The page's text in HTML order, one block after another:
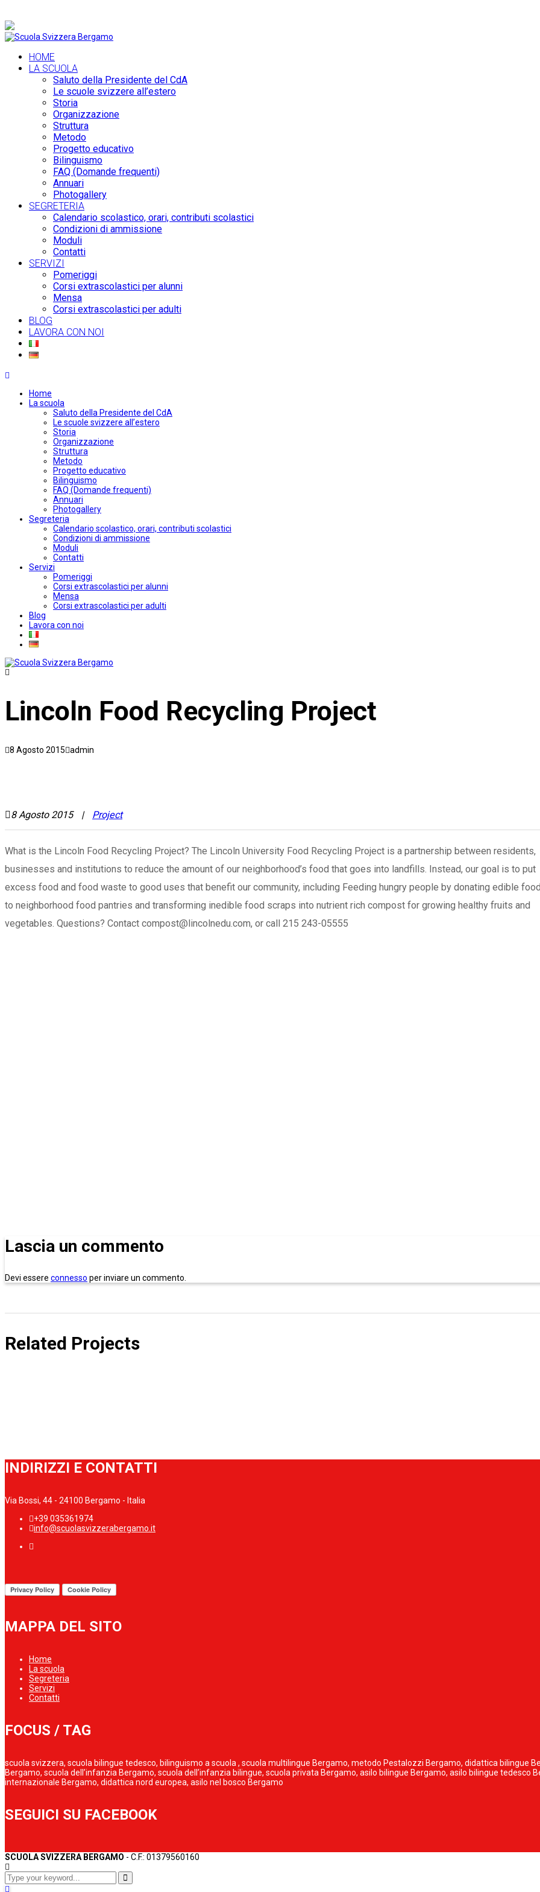
HOME
LA SCUOLA
Saluto della Presidente del CdA
Le scuole svizzere all’estero
Storia
Organizzazione
Struttura
Metodo
Progetto educativo
Bilinguismo
FAQ (Domande frequenti)
Annuari
Photogallery
SEGRETERIA
Calendario scolastico, orari, contributi scolastici
Condizioni di ammissione
Moduli
Contatti
SERVIZI
Pomeriggi
Corsi extrascolastici per alunni
Mensa
Corsi extrascolastici per adulti
BLOG
LAVORA CON NOI
Home
La scuola
Saluto della Presidente del CdA
Le scuole svizzere all’estero
Storia
Organizzazione
Struttura
Metodo
Progetto educativo
Bilinguismo
FAQ (Domande frequenti)
Annuari
Photogallery
Segreteria
Calendario scolastico, orari, contributi scolastici
Condizioni di ammissione
Moduli
Contatti
Servizi
Pomeriggi
Corsi extrascolastici per alunni
Mensa
Corsi extrascolastici per adulti
Blog
Lavora con noi
Lincoln Food Recycling Project
8 Agosto 2015 admin
8 Agosto 2015 Project
What is the Lincoln Food Recycling Project? The Lincoln University Food Recycling Project is a partnership between residents,
businesses and institutions to reduce the amount of our neighborhood’s food that goes into landfills. Instead, our goal is to put
excess food and food waste to good uses that benefit our community, including Feeding hungry people by donating edible food
to neighborhood food pantries and transforming inedible food scraps into nutrient rich compost for growing healthy fruits and
vegetables. Questions? Contact compost@lincolnedu.com, or call 215 243-05555
Lascia un commento
Devi essere connesso per inviare un commento.
Related Projects
INDIRIZZI E CONTATTI
Via Bossi, 44 - 24100 Bergamo - Italia
+39 035361974
info@scuolasvizzerabergamo.it
MAPPA DEL SITO
Home
La scuola
Segreteria
Servizi
Contatti
FOCUS / TAG
scuola svizzera, scuola bilingue tedesco, bilinguismo a scuola , scuola multilingue Bergamo, metodo Pestalozzi Bergamo, didattica bilingue
Bergamo, scuola dell’infanzia Bergamo, scuola dell’infanzia bilingue, scuola privata Bergamo, asilo bilingue Bergamo, asilo bilingue tedesco
internazionale Bergamo, didattica nord europea, asilo nel bosco Bergamo
SEGUICI SU FACEBOOK
SCUOLA SVIZZERA BERGAMO - C.F.: 01379560160